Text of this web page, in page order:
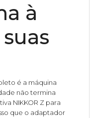
à
é a máquina
não termina
NIKKOR Z para
que o adaptador